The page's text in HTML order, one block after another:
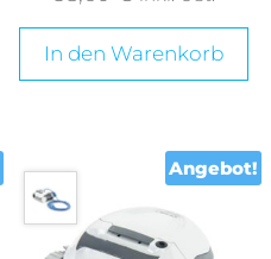
In den Warenkorb
Angebot!